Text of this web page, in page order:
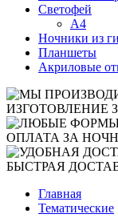
Светофей
А4
Ночники из
Планшеты
Акриловые
ИЗГОТОВЛЕНИЕ
ОПЛАТА ЗА
БЫСТРАЯ
Главная
Тематические